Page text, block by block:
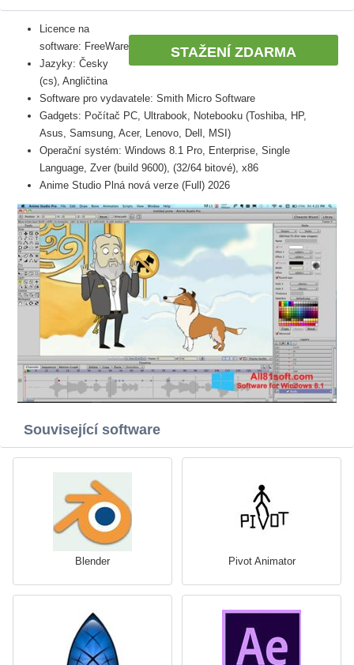
STAŽENÍ ZDARMA
Licence na
software: FreeWare
Jazyky: Česky
(cs), Angličtina
Software pro vydavatele: Smith Micro Software
Gadgets: Počítač PC, Ultrabook, Notebooku (Toshiba, HP,
Asus, Samsung, Acer, Lenovo, Dell, MSI)
Operační systém: Windows 8.1 Pro, Enterprise, Single
Language, Zver (build 9600), (32/64 bitové), x86
Anime Studio Plná nová verze (Full) 2026
Související software
Blender Pivot Animator